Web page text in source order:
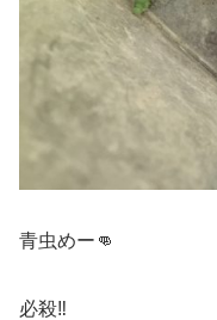
青虫めー👊
必殺‼️